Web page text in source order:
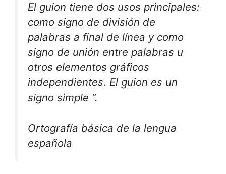
El guion tiene dos usos principales:
como signo de división de
palabras a final de línea y como
signo de unión entre palabras u
otros elementos gráficos
independientes. El guion es un
signo simple “.
Ortografía básica de la lengua
española